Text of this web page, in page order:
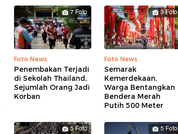
7 Foto
Foto News
Penembakan Terjadi
di Sekolah Thailand,
Sejumlah Orang Jadi
Korban
3 Foto
Foto News
Semarak
Kemerdekaan,
Warga Bentangkan
Bendera Merah
Putih 500 Meter
5 Foto 5 Foto